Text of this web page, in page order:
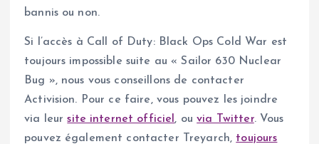
bannis ou non.
Si l’accès à Call of Duty: Black Ops Cold War est
toujours impossible suite au « Sailor 630 Nuclear
Bug », nous vous conseillons de contacter
Activision. Pour ce faire, vous pouvez les joindre
via leursite internet officiel , ouvia Twitter. Vous
pouvez également contacter Treyarch, toujours